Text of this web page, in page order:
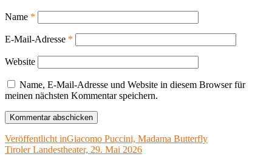
Name *
E-Mail-Adresse *
Website
Name, E-Mail-Adresse und Website in diesem Browser für
meinen nächsten Kommentar speichern.
Beitragsnavigation
Veröffentlicht inGiacomo Puccini, Madama Butterfly
Tiroler Landestheater, 29. Mai 2026